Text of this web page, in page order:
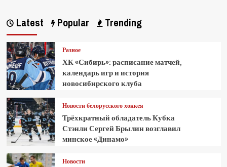
Latest Popular Trending
Разное
ХК «Сибирь»: расписание матчей,
календарь игр и история
новосибирского клуба
Новости белорусского хоккея
Трёхкратный обладатель Кубка
Стэнли Сергей Брылин возглавил
минское «Динамо»
Новости